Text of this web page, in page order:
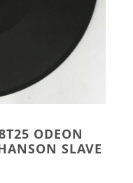
ODEON
SLAVE